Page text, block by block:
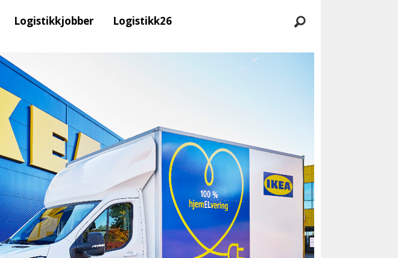
Logistikkjobber Logistikk26